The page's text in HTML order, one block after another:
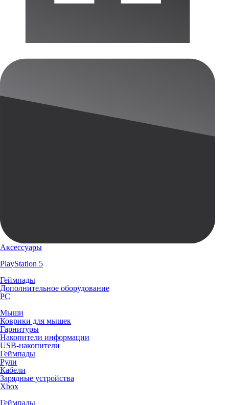
Аксессуары
PlayStation 5
Геймпады
Дополнительное оборудование
PC
Мыши
Коврики для мышек
Гарнитуры
Накопители информации
USB-накопители
Геймпады
Рули
Кабели
Зарядные устройства
Xbox
Геймпады